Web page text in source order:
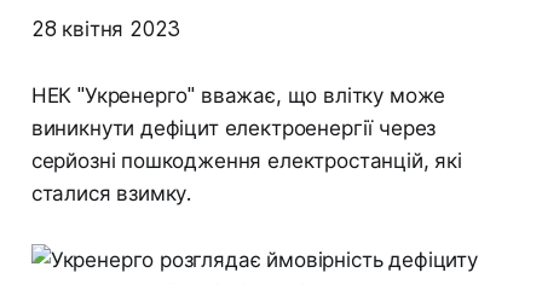
28 квітня 2023
НЕК "Укренерго" вважає, що влітку може
виникнути дефіцит електроенергії через
серйозні пошкодження електростанцій, які
сталися взимку.